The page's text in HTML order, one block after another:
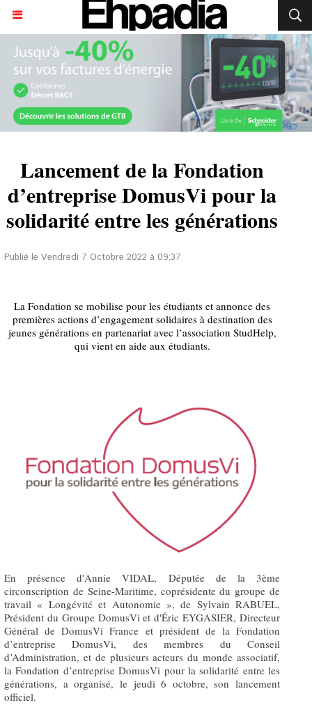
Lancement de la Fondation
d’entreprise DomusVi pour la
solidarité entre les générations
Publié le Vendredi 7 Octobre 2022 à 09:37
La Fondation se mobilise pour les étudiants et annonce des
premières actions d’engagement solidaires à destination des
jeunes générations en partenariat avec l’association StudHelp,
qui vient en aide aux étudiants.
En présence d'Annie VIDAL, Députée de la 3ème
circonscription de Seine-Maritime, coprésidente du groupe de
travail « Longévité et Autonomie », de Sylvain RABUEL,
Président du Groupe DomusVi et d'Éric EYGASIER, Directeur
Général de DomusVi France et président de la Fondation
d’entreprise DomusVi, des membres du Conseil
d’Administration, et de plusieurs acteurs du monde associatif,
la Fondation d’entreprise DomusVi pour la solidarité entre les
générations, a organisé, le jeudi 6 octobre, son lancement
officiel.